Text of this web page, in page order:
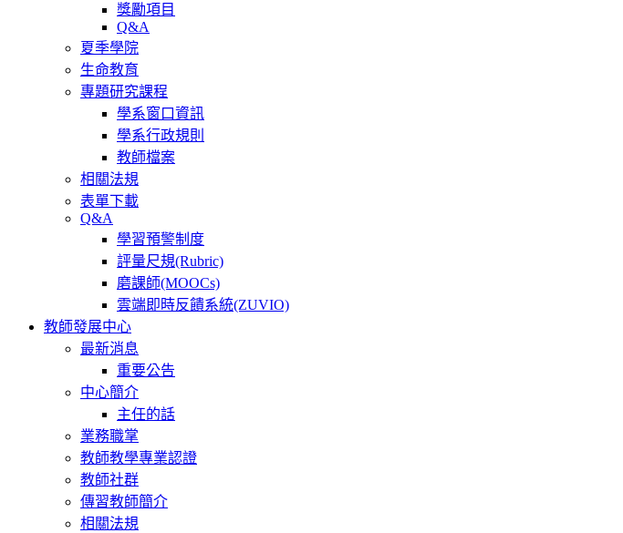
獎勵項目
Q&A
夏季學院
生命教育
專題研究課程
學系窗口資訊
學系行政規則
教師檔案
相關法規
表單下載
Q&A
學習預警制度
評量尺規(Rubric)
磨課師(MOOCs)
雲端即時反饋系統(ZUVIO)
教師發展中心
最新消息
重要公告
中心簡介
主任的話
業務職掌
教師教學專業認證
教師社群
傳習教師簡介
相關法規